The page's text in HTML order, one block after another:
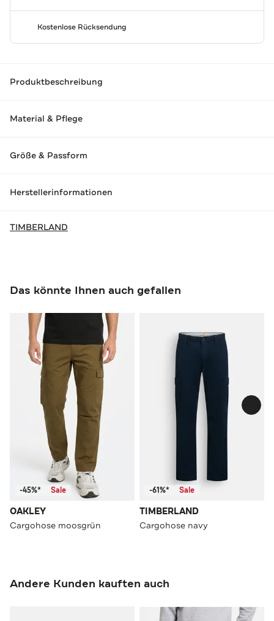
Kostenlose Rücksendung
Produktbeschreibung
Material & Pflege
Größe & Passform
Herstellerinformationen
TIMBERLAND
Das könnte Ihnen auch gefallen
-45%* Sale
OAKLEY
Cargohose moosgrün
-61%* Sale
TIMBERLAND
Cargohose navy
Andere Kunden kauften auch